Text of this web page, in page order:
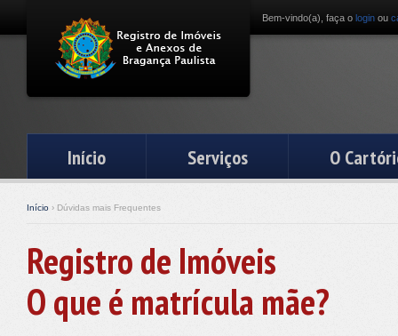
Bem-vindo(a), faça o login ou
Início Serviços O
Início › Dúvidas mais Frequentes
Registro de Imóveis
O que é matrícula mãe?